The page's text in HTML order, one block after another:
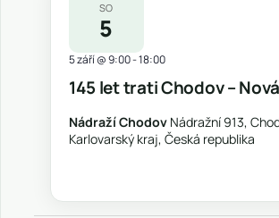
SO
5
145 let trati Chodov –
5 září @ 9:00-18:00
Nádraží Chodov Nádražní 913,
Karlovarský kraj, Česká republika